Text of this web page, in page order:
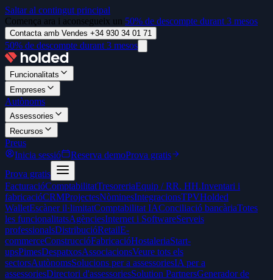
Saltar al contingut principal
Comença ara i aconsegueix un 50% de descompte durant 3 mesos
Contacta amb Vendes +34 930 34 01 71
50% de descompte durant 3 mesos
Funcionalitats
Empreses
Autònoms
Assessories
Recursos
Preus
Inicia sessió
Reserva demoProva gratis
Prova gratis
FacturacióComptabilitatTresoreriaEquip / RR. HH.Inventari i
fabricacióCRMProjectesNòminesIntegracionsTPVHolded
WalletEscàner il·limitatComptabilitat IAConciliació bancàriaTotes
les funcionalitatsAgènciesInternet i SoftwareServeis
professionalsDistribucióRetailE-
commerceConstruccióFabricacióHostaleriaStart-
upsPimesDespatxosAssociacionsVeure tots els
sectorsAutònomsSolucions per a assessoriesIA per a
assessoriesDirectori d'assessoriesSolution PartnersGenerador de